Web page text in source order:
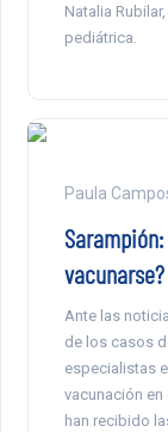
Natalia
pediátrica.
Paula
vacunarse?
Ante las
de los casos
especialistas
vacunación
han recibido